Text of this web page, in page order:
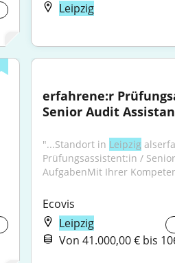
Leipzig
erfahrene:r
Senior Audit
"...Standort in Leipzig
Prüfungsassistent:in /
AufgabenMit Ihrer
Ecovis
Leipzig
Von 41.000,00 € bis